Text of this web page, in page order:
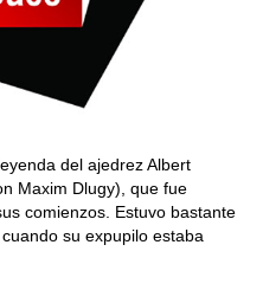
del ajedrez Albert
Maxim Dlugy), que fue
comienzos. Estuvo bastante
su expupilo estaba